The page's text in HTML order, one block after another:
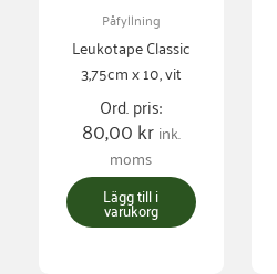
Påfyllning
Leukotape Classic
3,75cm x 10, vit
Ord. pris:
80,00kr ink.
moms
Lägg till i
varukorg